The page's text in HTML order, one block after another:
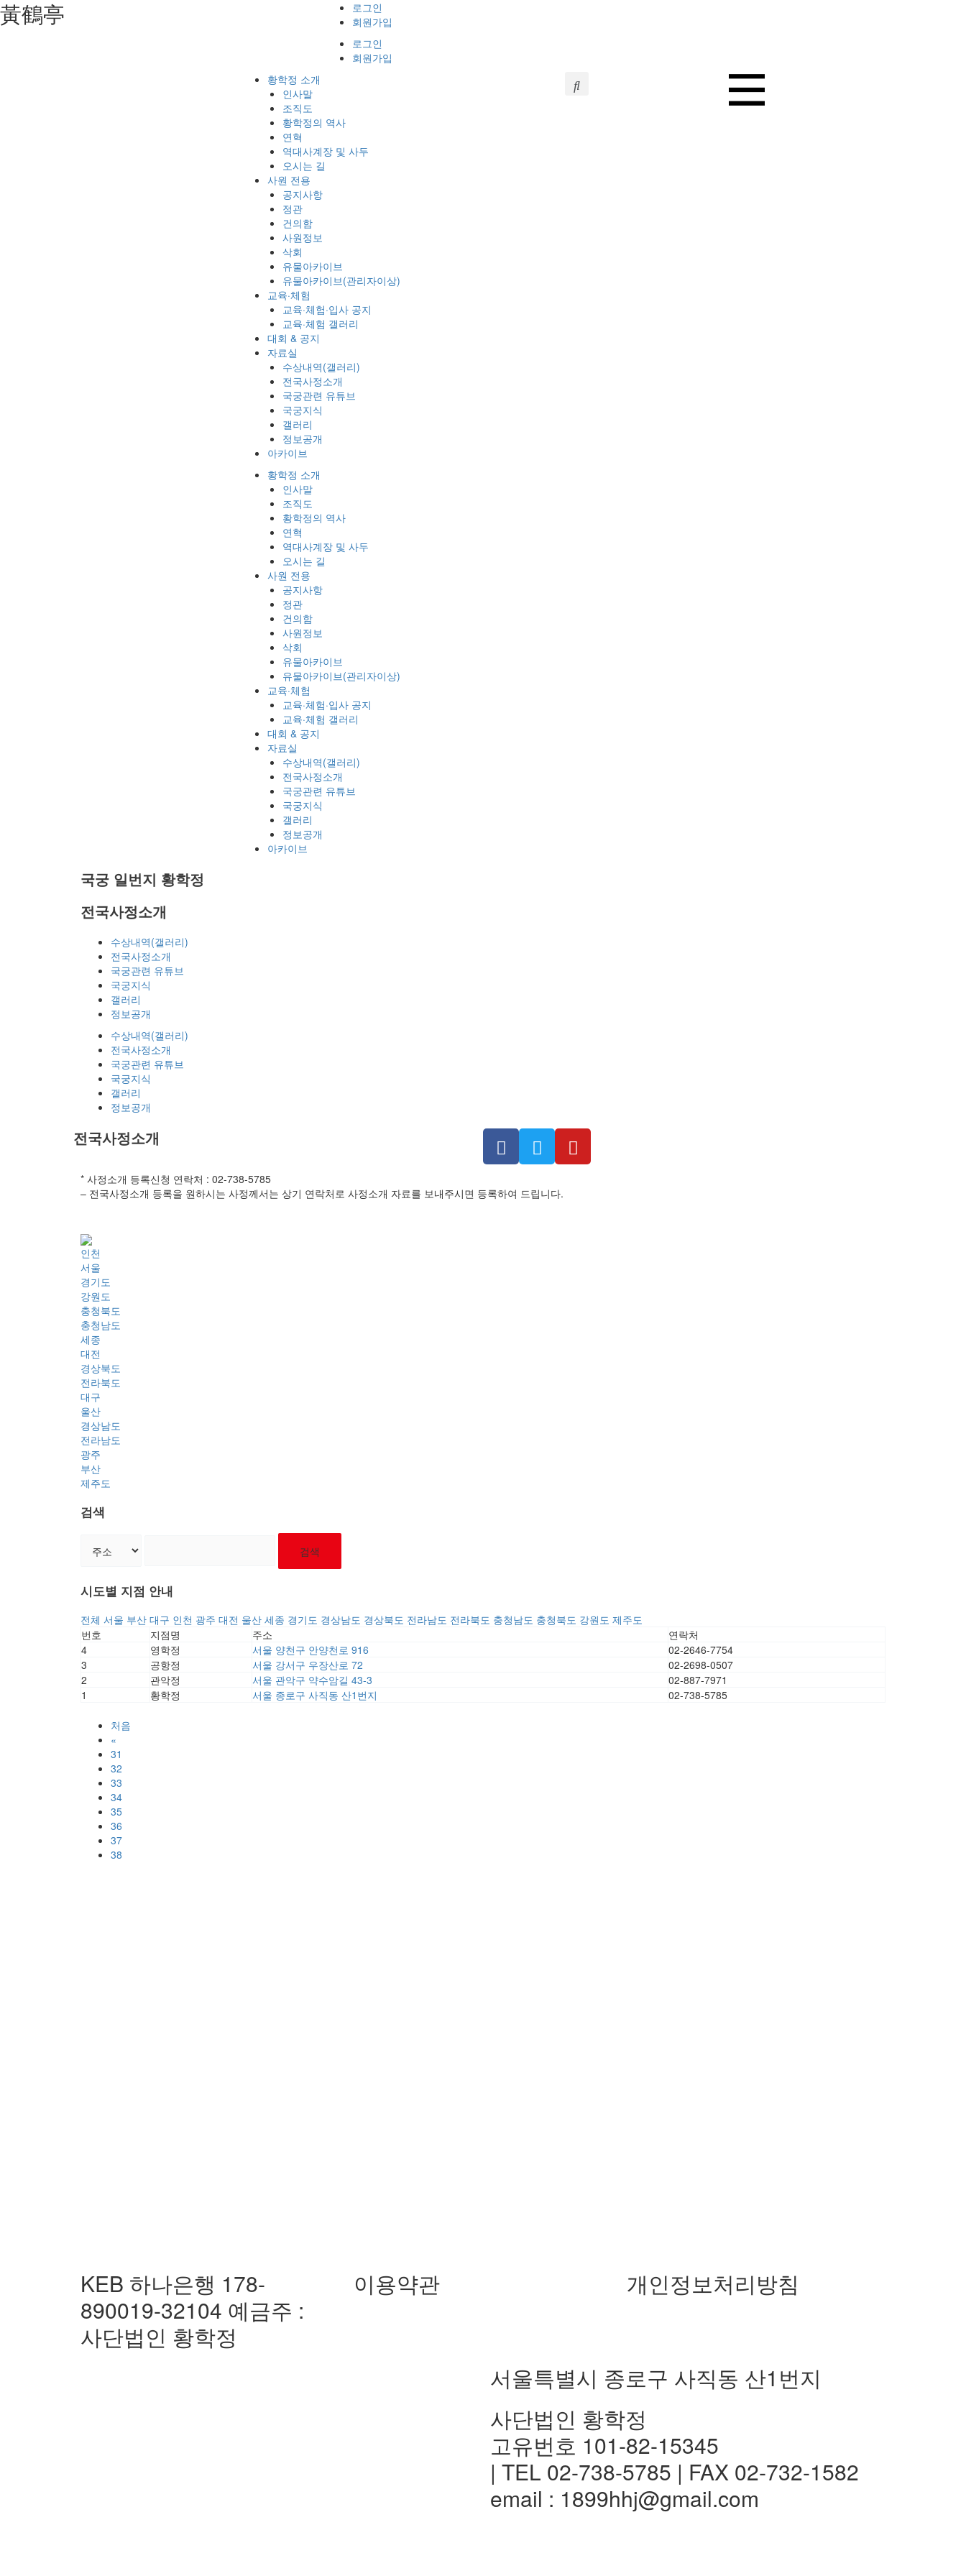
⿈鶴亭
로그인
회원가입
로그인
회원가입
황학정 소개
인사말
조직도
황학정의 역사
연혁
역대사계장 및 사두
오시는 길
사원 전용
공지사항
정관
건의함
사원정보
삭회
유물아카이브
유물아카이브(관리자이상)
교육·체험
교육·체험·입사 공지
교육·체험 갤러리
대회 & 공지
자료실
수상내역(갤러리)
전국사정소개
국궁관련 유튜브
국궁지식
갤러리
정보공개
아카이브
황학정 소개
인사말
조직도
황학정의 역사
연혁
역대사계장 및 사두
오시는 길
사원 전용
공지사항
정관
건의함
사원정보
삭회
유물아카이브
유물아카이브(관리자이상)
교육·체험
교육·체험·입사 공지
교육·체험 갤러리
대회 & 공지
자료실
수상내역(갤러리)
전국사정소개
국궁관련 유튜브
국궁지식
갤러리
정보공개
아카이브
국궁 일번지 황학정
전국사정소개
수상내역(갤러리)
전국사정소개
국궁관련 유튜브
국궁지식
갤러리
정보공개
수상내역(갤러리)
전국사정소개
국궁관련 유튜브
국궁지식
갤러리
정보공개
전국사정소개
* 사정소개 등록신청 연락처 : 02-738-5785
– 전국사정소개 등록을 원하시는 사정께서는 상기 연락처로 사정소개 자료를 보내주시면 등록하여 드립니다.
인천
서울
경기도
강원도
충청북도
충청남도
세종
대전
경상북도
전라북도
대구
울산
경상남도
전라남도
광주
부산
제주도
검색
검색
시도별 지점 안내
전체 서울 부산 대구 인천 광주 대전 울산 세종 경기도 경상남도 경상북도 전라남도 전라북도 충청남도 충청북도 강원도 제주도
번호
지점명 주소
연락처
4
영학정 서울 양천구 안양천로 916
02-2646-7754
3
공항정 서울 강서구 우장산로 72
02-2698-0507
2
관악정 서울 관악구 약수암길 43-3
02-887-7971
1
황학정 서울 종로구 사직동 산1번지 02-738-5785
처음
«
31
32
33
34
35
36
37
38
KEB 하나은행 178-
890019-32104 예금주 :
사단법인 황학정
이용약관 개인정보처리방침
서울특별시 종로구 사직동 산1번지
사단법인 황학정
고유번호 101-82-15345
| TEL 02-738-5785 | FAX 02-732-1582
email : 1899hhj@gmail.com